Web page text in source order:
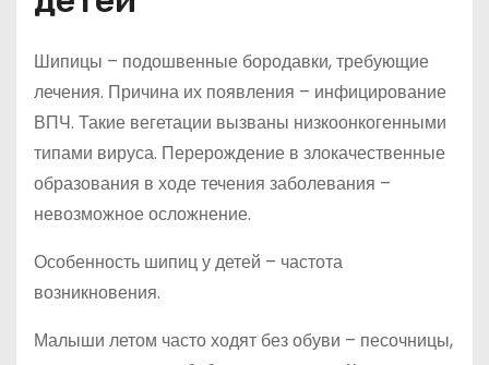
Шипицы – подошвенные бородавки, требующие
лечения. Причина их появления – инфицирование
ВПЧ. Такие вегетации вызваны низкоонкогенными
типами вируса. Перерождение в злокачественные
образования в ходе течения заболевания –
невозможное осложнение.
Особенность шипиц у детей – частота
возникновения.
Малыши летом часто ходят без обуви – песочницы,